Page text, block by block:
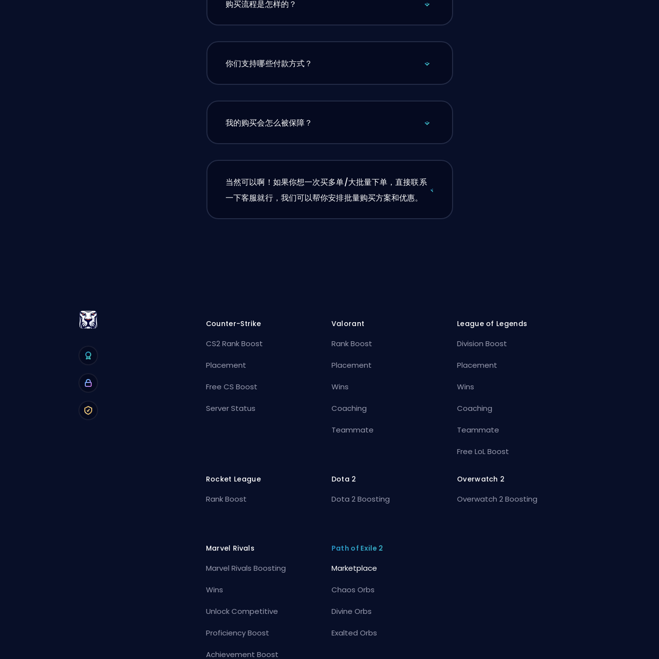
购买流程是怎样的？
你们支持哪些付款方式？
我的购买会怎么被保障？
当然可以啊！如果你想一次买多单/大批量下单，直接联系
一下客服就行，我们可以帮你安排批量购买方案和优惠。
Counter-Strike
CS2 Rank Boost
Placement
Free CS Boost
Server Status
Valorant
Rank Boost
Placement
Wins
Coaching
Teammate
League of Legends
Division Boost
Placement
Wins
Coaching
Teammate
Free LoL Boost
Rocket League
Rank Boost
Dota 2
Dota 2 Boosting
Overwatch 2
Overwatch 2 Boosting
Marvel Rivals
Marvel Rivals Boosting
Wins
Unlock Competitive
Proficiency Boost
Achievement Boost
Path of Exile 2
Marketplace
Chaos Orbs
Divine Orbs
Exalted Orbs